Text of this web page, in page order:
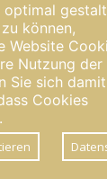
|
optimal
können,
Website
Nutzung der
Sie sich damit
Cookies